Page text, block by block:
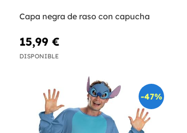
Capa negra de raso con capucha
15,99 €
DISPONIBLE
-47%